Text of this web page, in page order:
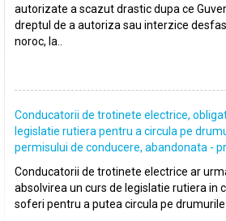
autorizate a scazut drastic dupa ce
dreptul de a autoriza sau interzice
noroc, la..
Conducatorii de trotinete electrice,
legislatie rutiera pentru a circula pe
permisului de conducere, abandonata -
Conducatorii de trotinete electrice ar
absolvirea un curs de legislatie rutiera in
soferi pentru a putea circula pe drumurile